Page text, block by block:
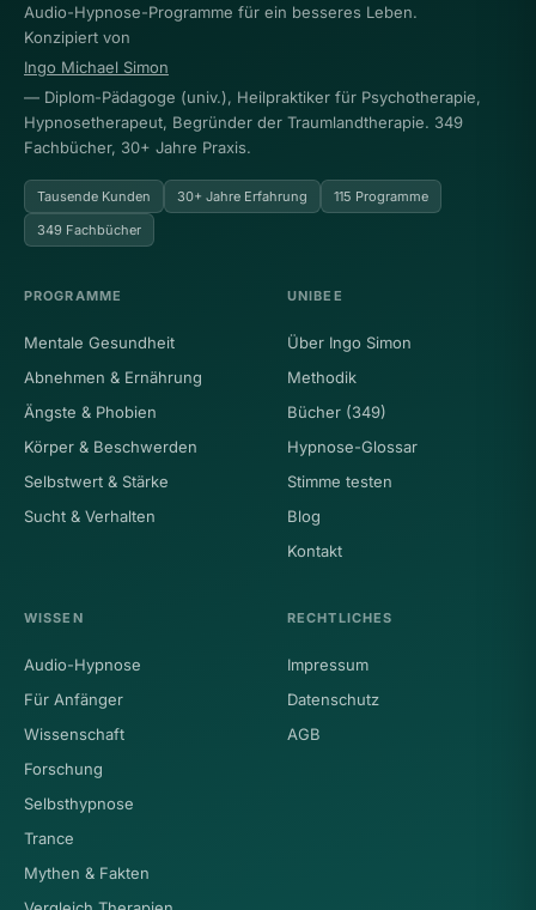
Audio-Hypnose-Programme für ein besseres Leben.
Konzipiert von
Ingo Michael Simon
— Diplom-Pädagoge (univ.), Heilpraktiker für Psychotherapie,
Hypnosetherapeut, Begründer der Traumlandtherapie. 349
Fachbücher, 30+ Jahre Praxis.
Tausende Kunden 30+ Jahre Erfahrung
115 Programme
349 Fachbücher
PROGRAMME
Mentale Gesundheit
Abnehmen & Ernährung
Ängste & Phobien
Körper & Beschwerden
Selbstwert & Stärke
Sucht & Verhalten
UNIBEE
Über Ingo Simon
Methodik
Bücher (349)
Hypnose-Glossar
Stimme testen
Blog
Kontakt
WISSEN
Audio-Hypnose
Für Anfänger
Wissenschaft
Forschung
Selbsthypnose
Trance
Mythen & Fakten
RECHTLICHES
Impressum
Datenschutz
AGB